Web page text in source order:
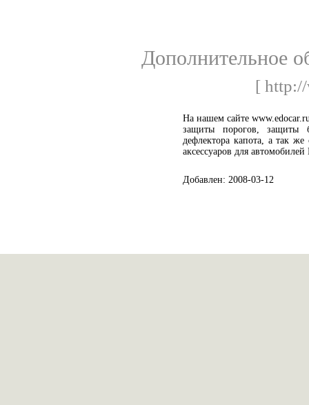
Дополнительное
[
На нашем сайте
защиты порогов, защиты
дефлектора капота, а так
аксессуаров для
Добавлен: 2008-03-12